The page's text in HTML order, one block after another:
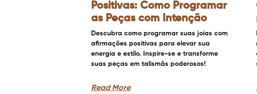
Positivas: Como Programar
as Peças com Intenção
Descubra como programar suas joias com
afirmações positivas para elevar sua
energia e estilo. Inspire-se e transforme
suas peças em talismãs poderosos!
Read More